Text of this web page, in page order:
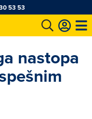
53 53
nastopa